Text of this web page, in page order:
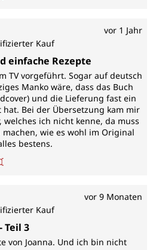
vor 1 Jahr
von 5 von 5 Sternen
Kauf
einfache Rezepte
TV vorgeführt. Sogar auf deutsch
Manko wäre, dass das Buch
und die Lieferung fast ein
Bei der Übersetzung kam mir
welches ich nicht kenne, da muss
wie es wohl im Original
bestens.
vor 9 Monaten
von 5 von 5 Sternen
Kauf
Teil 3
von Joanna. Und ich bin nicht